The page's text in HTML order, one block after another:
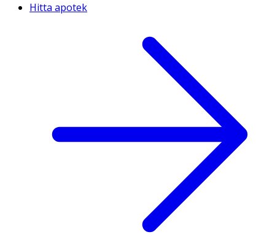
Hitta apotek